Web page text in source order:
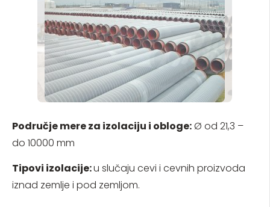
Područje mere za izolaciju i obloge:Ø od 21,3 –
do 10000 mm
Tipovi izolacije:u slučaju cevi i cevnih proizvoda
iznad zemlje i pod zemljom.